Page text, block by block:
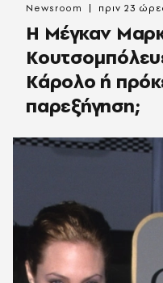
Η Μέγκαν
Κάρολο ή
παρεξήγηση;
Newsroom πριν 23